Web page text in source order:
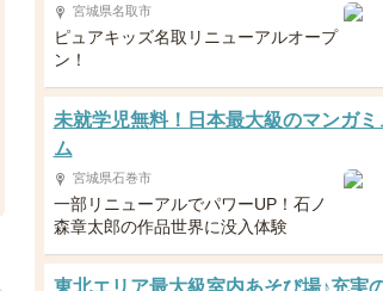
宮城県名取市
ピュアキッズ名取リニューアルオープ
ン！
未就学児無料！日本最大級のマンガミ
ム
宮城県石巻市
一部リニューアルでパワーUP！石ノ
森章太郎の作品世界に没入体験
東北エリア最大級室内あそび場♪充実